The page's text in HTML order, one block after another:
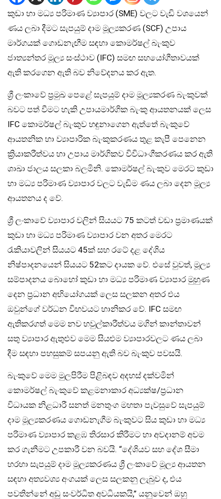
කුඩා හා මධ්‍ය පරිමාණ ව්‍යාපාර (SME) වලට වැඩි වශයෙන්
ණය ලබා දීමට සැපයුම් දාම මූල්‍යකරණ (SCF) උපාය
මාර්ගයක් ගොඩනැඟීම සඳහා කොමර්ෂල් බැංකුව
ජාත්‍යන්තර මූල්‍ය සංස්ථාව (IFC) සමඟ සහයෝගීතාවයක්
ඇති කරගෙන ඇති බව නිවේදනය කර ඇත.
ශ්‍රී ලංකාවේ ප්‍රමුඛ පෙළේ සැපයුම් දාම මූල්‍යකරණ බැංකුවක්
බවට පත් වීමට හැකි උපායමාර්ගික බැංකු ආයතනයක් ලෙස
IFC කොමර්ෂල් බැංකුව හඳුනාගෙන ඇත්තේ බැංකුවේ
ආයතනික හා ව්‍යාපාරික බැංකුකරණය තුළ කැපී පෙනෙන
ක්‍රියාකරීත්වය හා උපාය මාර්ගිකව විවිධාංගීකරණය කර ඇති
ශාඛා ජාලය සලකා බලමිනි. කොමර්ෂල් බැංකුව මෙරට කුඩා
හා මධ්‍ය පරිමාණ ව්‍යාපාර වලට වැඩිම ණය ලබා දෙන මූල්‍ය
ආයතනය ද වේ.
ශ්‍රී ලංකාවේ ව්‍යාපාර වලින් සියයට 75 කටත් වඩා ප්‍රමාණයක්
කුඩා හා මධ්‍ය පරිමාණ ව්‍යාපාර වන අතර මෙරට
රැකියාවලින් සියයට 45ක් සහ රටේ දළ දේශිය
නිෂ්පාදනයෙන් සියයට 52කට දායක වේ. එසේ වුවත්, මූල්‍ය
සම්පාදනය බොහෝ කුඩා හා මධ්‍ය පරිමාණ ව්‍යාපාර මුහුණ
දෙන ප්‍රධාන අභියෝගයක් ලෙස සලකන අතර එය
ඔවුන්ගේ වර්ධන විභවයට හානිකර වේ. IFC සමඟ
ඇතිකරගත් මෙම නව හවුල්කාරීත්වය මගින් කාන්තාවන්
සතු ව්‍යාපාර ඇතුළුව මෙම සියළුම ව්‍යාපාරවලට ණය ලබා
දීම සඳහා පහසුකම් සපයනු ඇති බව බැංකුව පවසයි.
බැංකුවේ මෙම මුලපිරීම පිළිබඳව අදහස් දක්වමින්
කොමර්ෂල් බැංකුවේ කළමනාකාර අධ්‍යක්ෂ/ප්‍රධාන
විධායක නිළධාරී සනත් මනතුංග මහතා පැවසුවේ සැපයුම්
දාම මූල්‍යකරණය ගොඩනැගීම බැංකුවට සිය කුඩා හා මධ්‍ය
පරිමාණ ව්‍යාපාර කළඹ තිරසාර කිරීමට හා අවදානම් අවම
කර ගැනීමට උපකාරී වන බවයි. “දේශියව සහ දේශ සීමා
හරහා සැපයුම් දාම මූල්‍යකරණය ශ්‍රී ලංකාවේ මූල්‍ය ආයතන
සඳහා අත්‍යවශ්‍ය අංගයක් ලෙස සලකනු ලැබුව ද, එය
පවතින්නේ අඩු සංවර්ධිත අවධියකයි,” යනුවෙන් ඔහු